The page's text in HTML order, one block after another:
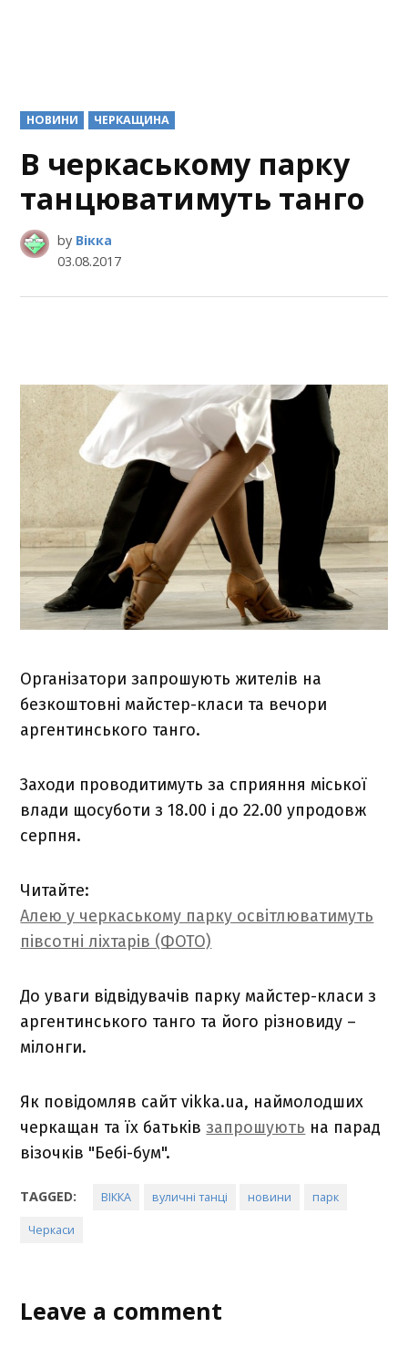
POSTED
IN
НОВИНИ ЧЕРКАЩИНА
В черкаському парку
танцюватимуть танго
by Вікка
03.08.2017
Організатори запрошують жителів на
безкоштовні майстер-класи та вечори
аргентинського танго.
Заходи проводитимуть за сприяння міської
влади щосуботи з 18.00 і до 22.00 упродовж
серпня.
Читайте:
Алею у черкаському парку освітлюватимуть
півсотні ліхтарів (ФОТО)
До уваги відвідувачів парку майстер-класи з
аргентинського танго та його різновиду –
мілонги.
Як повідомляв сайт vikka.ua, наймолодших
черкащан та їх батьківзапрошують на парад
візочків "Бебі-бум".
TAGGED: ВІККА вуличні танці новини парк
Черкаси
Leave a comment